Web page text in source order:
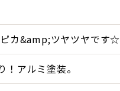
カ&amp;ツヤツヤです☆
アルミ塗装。